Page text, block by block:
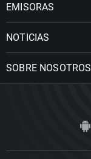
EMISORAS
NOTICIAS
SOBRE NOSOTROS